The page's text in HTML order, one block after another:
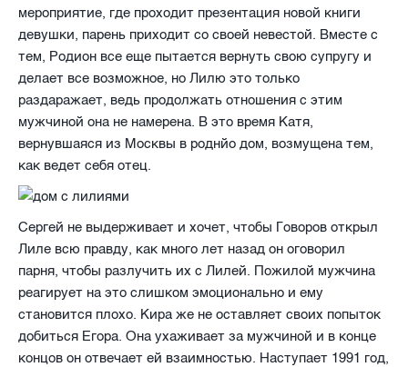
мероприятие, где проходит презентация новой книги
девушки, парень приходит со своей невестой. Вместе с
тем, Родион все еще пытается вернуть свою супругу и
делает все возможное, но Лилю это только
раздаражает, ведь продолжать отношения с этим
мужчиной она не намерена. В это время Катя,
вернувшаяся из Москвы в роднйо дом, возмущена тем,
как ведет себя отец.
Сергей не выдерживает и хочет, чтобы Говоров открыл
Лиле всю правду, как много лет назад он оговорил
парня, чтобы разлучить их с Лилей. Пожилой мужчина
реагирует на это слишком эмоционально и ему
становится плохо. Кира же не оставляет своих попыток
добиться Егора. Она ухаживает за мужчиной и в конце
концов он отвечает ей взаимностью. Наступает 1991 год,